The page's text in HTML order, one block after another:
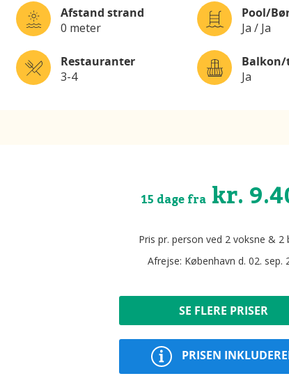
Afstand strand
0 meter
Pool/
Ja / Ja
Restauranter
3-4
Ja
15 dage frakr.
Pris pr. person ved 2 voksne & 2
Afrejse: København d. 02. sep.
SE FLERE PRISER
PRISEN